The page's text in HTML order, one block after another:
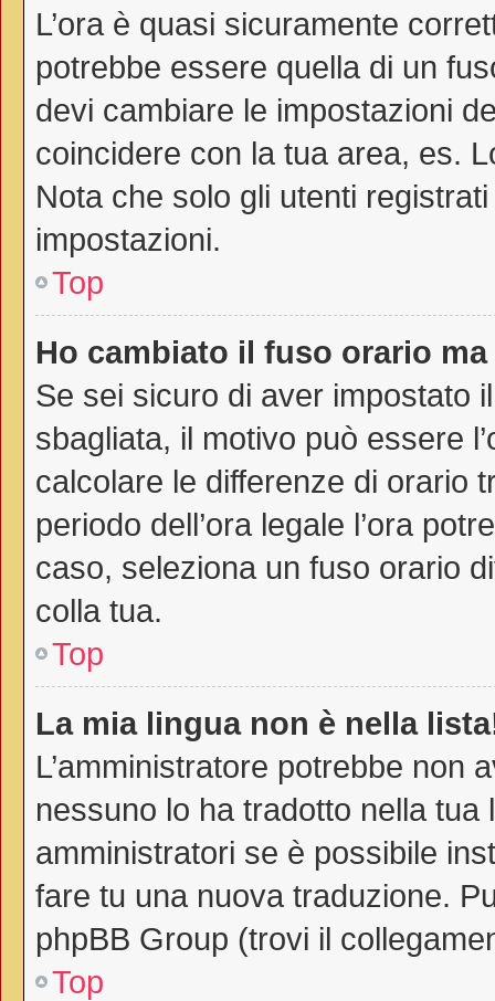
L’ora è quasi sicuramente
potrebbe essere quella di un
devi cambiare le impostazioni
coincidere con la tua area, es.
Nota che solo gli utenti
impostazioni.
Top
Ho cambiato il fuso orario
Se sei sicuro di aver impostato
sbagliata, il motivo può essere
calcolare le differenze di orario
periodo dell’ora legale l’ora
caso, seleziona un fuso orario
colla tua.
Top
La mia lingua non è nella
L’amministratore potrebbe non
nessuno lo ha tradotto nella
amministratori se è possibile
fare tu una nuova traduzione.
phpBB Group (trovi il
Top